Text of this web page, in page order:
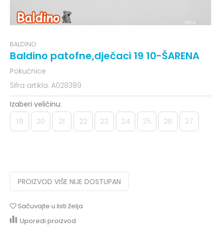
BALDINO
Baldino patofne,dječaci 19 10-ŠARENA
Pokućnice
Šifra artikla: A028389
Izaberi veličinu:
19 20 21 22 23 24 25 26 27
PROIZVOD VIŠE NIJE DOSTUPAN
Sačuvajte u listi želja
Uporedi proizvod